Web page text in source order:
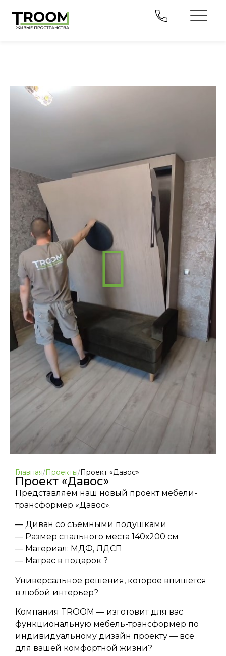
Главная/Проекты/Проект «Давос»
Проект «Давос»
Представляем наш новый проект мебели-
трансформер «Давос».
— Диван со съемными подушками
— Размер спального места 140х200 см
— Материал: МДФ, ЛДСП
— Матрас в подарок ?
Универсальное решения, которое впишется
в любой интерьер?
Компания TROOM — изготовит для вас
функциональную мебель-трансформер по
индивидуальному дизайн проекту — все
для вашей комфортной жизни?